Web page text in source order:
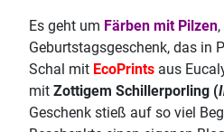
Es geht um Färben mit Pilzen
Geburtstagsgeschenk, das in
Schal mit EcoPrints aus
mit Zottigem Schillerporling (
Geschenk stieß auf so viel